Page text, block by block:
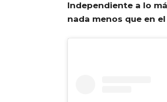
Independiente a lo
nada menos que en